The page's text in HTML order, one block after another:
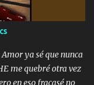
también al
antros me verán
siempre
conocen ya saben de
ya sé que nunca
me quebré otra vez
en eso fracasé no